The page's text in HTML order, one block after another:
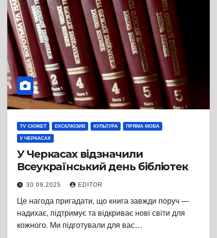
TV СЮЖЕТ ЕКСКЛЮЗИВ КУЛЬТУРА ПРЯМА МОВА
У ЧЕРКАСАХ
У Черкасах відзначили
Всеукраїнський день бібліотек
30.09.2025 EDITOR
Це нагода пригадати, що книга завжди поруч —
надихає, підтримує та відкриває нові світи для
кожного. Ми підготували для вас…